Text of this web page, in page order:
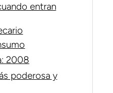
entran
2008
poderosa y